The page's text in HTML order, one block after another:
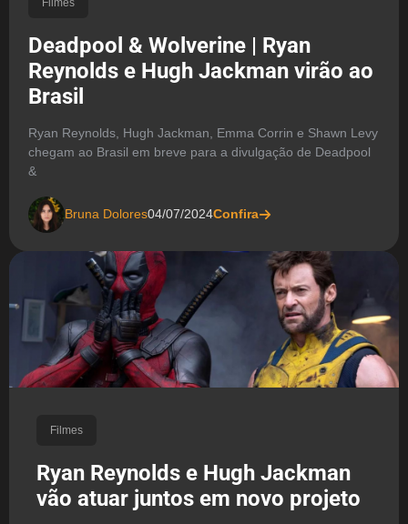
Deadpool & Wolverine | Ryan
Reynolds e Hugh Jackman virão ao
Brasil
Ryan Reynolds, Hugh Jackman, Emma Corrin e Shawn Levy
chegam ao Brasil em breve para a divulgação de Deadpool
&
Bruna Dolores04/07/2024Confira
Filmes
Ryan Reynolds e Hugh Jackman
vão atuar juntos em novo projeto